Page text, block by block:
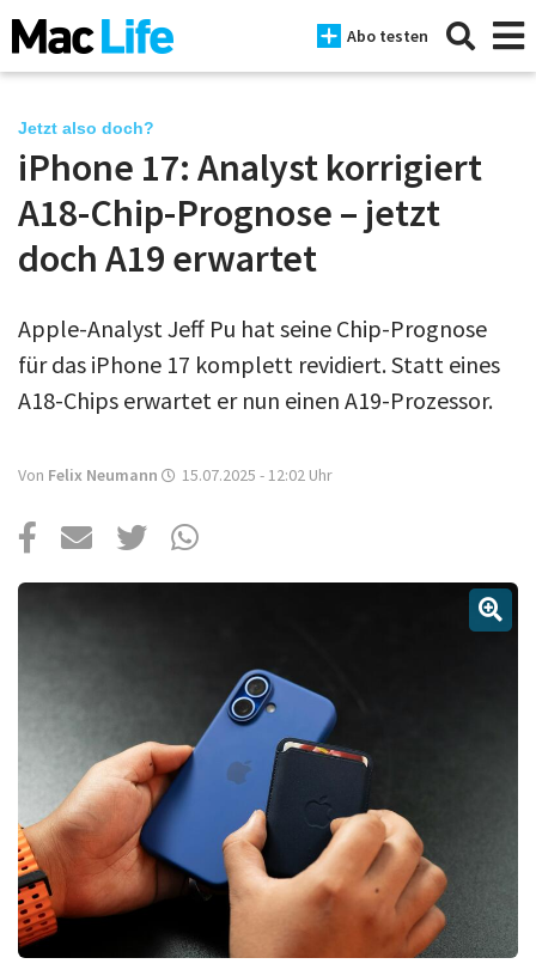
Abo testen
News
iPhone
iPad
Tests
Magazine
Über uns
Podcast
Anmelden
Jetzt also doch?
iPhone 17: Analyst korrigiert
A18-Chip-Prognose – jetzt
doch A19 erwartet
Apple-Analyst Jeff Pu hat seine Chip-Prognose
für das iPhone 17 komplett revidiert. Statt eines
A18-Chips erwartet er nun einen A19-Prozessor.
Von Felix Neumann 15.07.2025 - 12:02 Uhr